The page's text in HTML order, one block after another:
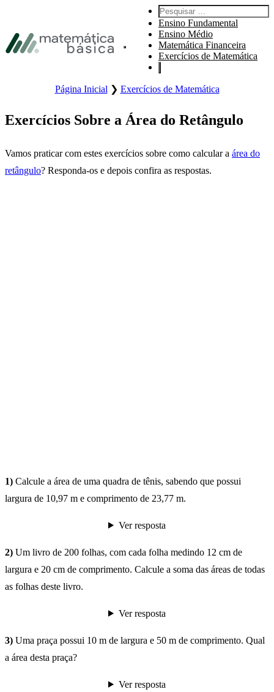
Pular Rodapé
Abre o menu principal do site.
Pesquisar por:
Ensino Fundamental
Ensino Médio
Matemática Financeira
Exercícios de Matemática
Página Inicial ❯ Exercícios de Matemática
Exercícios Sobre a Área do Retângulo
Vamos praticar com estes exercícios sobre como calcular a área do
retângulo? Responda-os e depois confira as respostas.
1) Calcule a área de uma quadra de tênis, sabendo que possui
largura de 10,97 m e comprimento de 23,77 m.
Ver resposta
2) Um livro de 200 folhas, com cada folha medindo 12 cm de
largura e 20 cm de comprimento. Calcule a soma das áreas de todas
as folhas deste livro.
Ver resposta
3) Uma praça possui 10 m de largura e 50 m de comprimento. Qual
a área desta praça?
Ver resposta